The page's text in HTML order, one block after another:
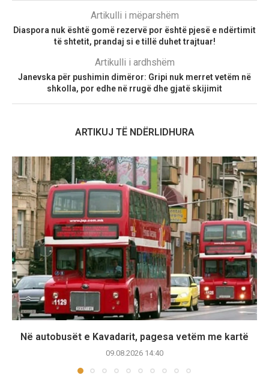
Artikulli i mëparshëm
Diaspora nuk është gomë rezervë por është pjesë e ndërtimit
të shtetit, prandaj si e tillë duhet trajtuar!
Artikulli i ardhshëm
Janevska për pushimin dimëror: Gripi nuk merret vetëm në
shkolla, por edhe në rrugë dhe gjatë skijimit
ARTIKUJ TË NDËRLIDHURA
Në autobusët e Kavadarit, pagesa vetëm me kartë
09.08.2026 14:40